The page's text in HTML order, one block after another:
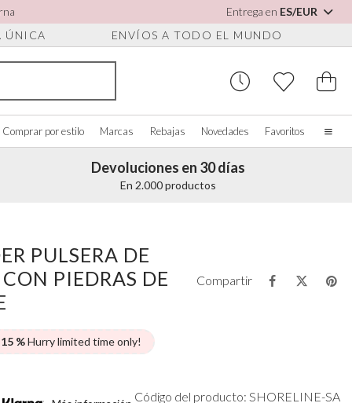
Entrega en ES/EUR
ÚNICA ENVÍOS A TODO EL MUNDO
todo
Blanco
Perfect Bridal
Paradox Occasion
para zapatos
Ver todo
Cajas para joyas
Guantes de novia
Comprar por estilo Marcas Rebajas Novedades Favoritos
Inicio
Nuestra historia
Devoluciones en 30 días
En 2.000 productos
PULSERA DE
PIEDRAS DE
Compartir
%Hurry limited time only!
Código del producto: SHORELINE-SA